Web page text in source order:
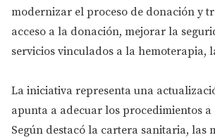
modernizar el proceso de donación y
acceso a la donación, mejorar la
servicios vinculados a la
La iniciativa representa una
apunta a adecuar los procedimientos
Según destacó la cartera sanitaria, las